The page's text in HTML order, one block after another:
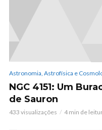
Astronomia, Astrofísica e
NGC 4151: Um
de Sauron
433 visualizações 4 min de